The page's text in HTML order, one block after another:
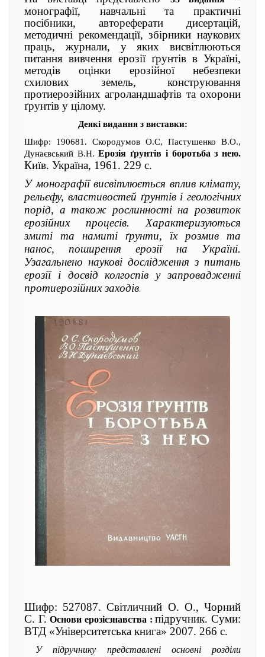
монографії, навчальні та практичні
посібники, автореферати дисертацій,
методичні рекомендації, збірники наукових
праць, журнали, у яких висвітлюються
питання вивчення ерозії ґрунтів в Україні,
методів оцінки ерозійної небезпеки
схилових земель, конструювання
протиерозійних агроландшафтів та охорони
ґрунтів у цілому.
Деякі видання з виставки:
Шифр: 190681. Скородумов О.С, Пастушенко В.О.,
Дунаєвський В.Н.Ерозія ґрунтів і боротьба з нею.
Київ. Україна, 1961. 229 с.
У монографії висвітлюється вплив клімату,
рельєфу, властивостей ґрунтів і геологічних
порід, а також рослинності на розвиток
ерозійних процесів. Характеризуються
змиті та намиті ґрунти, їх розмив та
нанос, поширення ерозії на Україні.
Узагальнено наукові дослідження з питань
ерозії і досвід колгоспів у запровадженні
протиерозійних заходів.
Шифр: 527087. Світличний О. О., Чорний
С. Г.Основи ерозієзнавства :підручник. Суми:
ВТД «Університетська книга» 2007. 266 с.
У підручнику представлені основні розділи